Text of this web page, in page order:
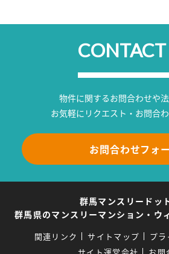
CONTACT
物件に関するお問合わせや法
お気軽にリクエスト・お問合わ
お問合わせフォ
群馬マンスリードッ
群馬県のマンスリーマンション・ウ
関連リンク サイトマップ
プ